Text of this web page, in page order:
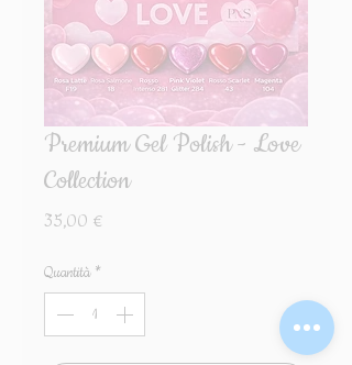
Premium Gel Polish - Love
Collection
35,00 €
Quantità *